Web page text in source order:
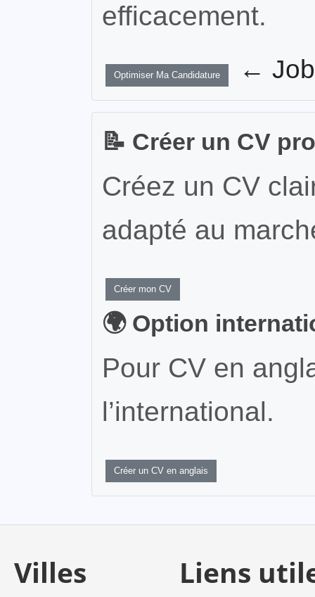
efficacement.
Optimiser Ma Candidature ←
📝 Créer un CV
Créez un CV
adapté au
Créer mon CV
🌍 Option
Pour CV en
l’international.
Créer un CV en anglais
Villes
Liens